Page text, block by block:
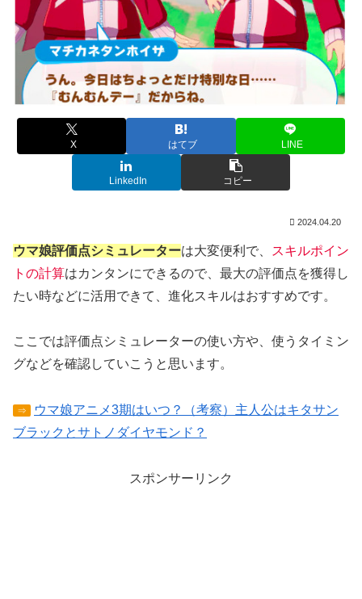
X はてブ LINE
LinkedIn コピー
2024.04.20
ウマ娘評価点シミュレーターは大変便利で、
スキルポイン
トの計算はカンタンにできるので、最大の評価点を獲得し
たい時などに活用できて、進化スキルはおすすめです。
ここでは評価点シミュレーターの使い方や、使うタイミン
グなどを確認していこうと思います。
⇒
ウマ娘アニメ3期はいつ？（考察）主人公はキタサン
ブラックとサトノダイヤモンド？
スポンサーリンク